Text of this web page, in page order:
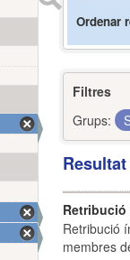
Ordenar
Filtres
Grups:
Retribució
membres